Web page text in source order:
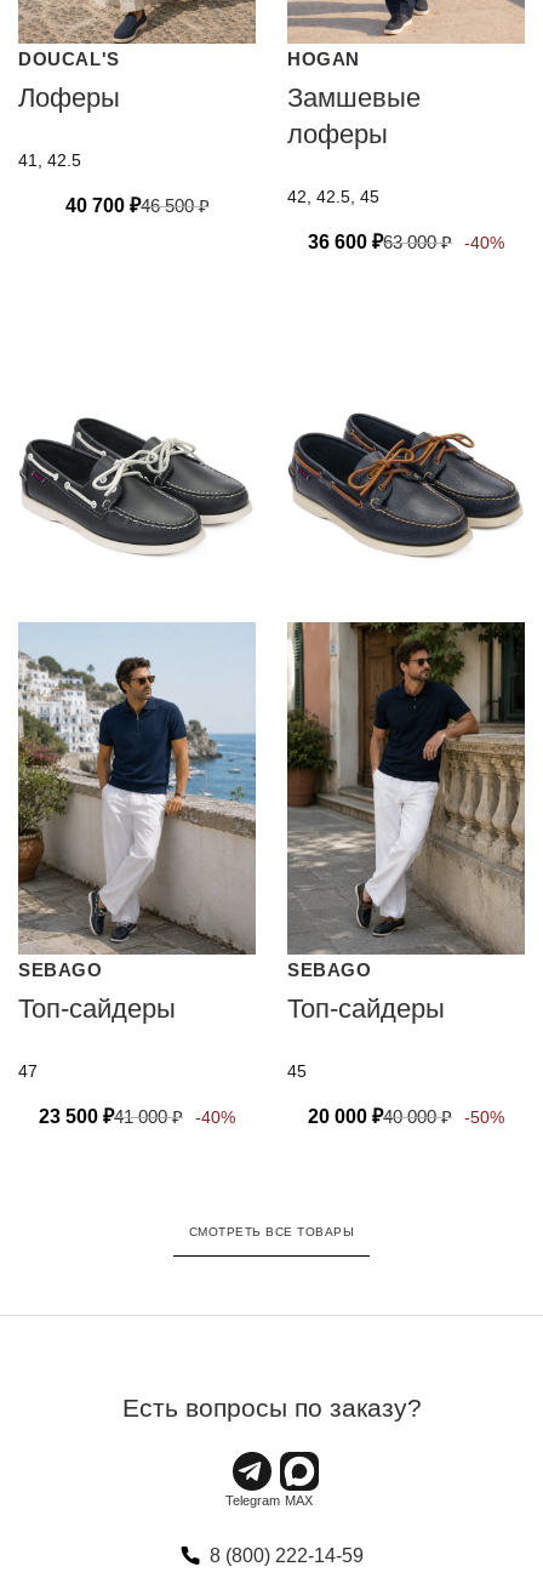
DOUCAL'S
Лоферы
41, 42.5
40 700 ₽46 500₽
HOGAN
Замшевые
лоферы
42, 42.5, 45
36 600 ₽63 000₽ -40%
SEBAGO
Топ-сайдеры
47
23 500 ₽41 000₽ -40%
SEBAGO
Топ-сайдеры
45
20 000 ₽40 000₽ -50%
СМОТРЕТЬ ВСЕ ТОВАРЫ
Есть вопросы по заказу?
8 (800) 222-14-59